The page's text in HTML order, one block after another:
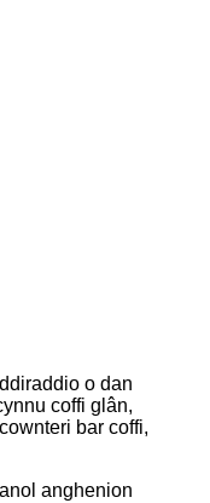
o dan
coffi glân,
bar coffi,
anghenion